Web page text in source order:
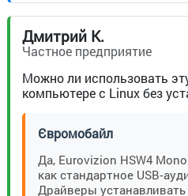
Дмитрий К.
Частное предприятие
Можно ли использовать
компьютере с Linux без
Євромобайл
Да, Eurovizion HSW4
как стандартное
Драйверы